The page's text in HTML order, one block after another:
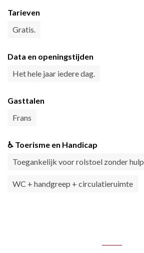
Tarieven
Gratis.
Data en openingstijden
Het hele jaar iedere dag.
Gasttalen
Frans
♿ Toerisme en Handicap
Toegankelijk voor rolstoel zonder hulp
WC + handgreep + circulatieruimte